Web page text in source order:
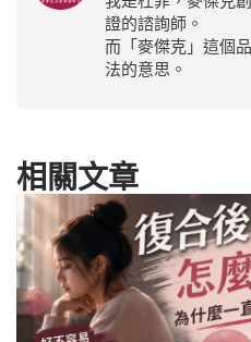
證的諮詢師。
而「麥傑克」這個
法的意思。
相關文章